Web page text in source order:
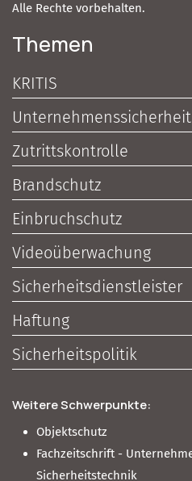
Alle Rechte vorbehalten.
Themen
KRITIS
Unternehmenssicherheit
Zutrittskontrolle
Brandschutz
Einbruchschutz
Videoüberwachung
Sicherheitsdienstleister
Haftung
Sicherheitspolitik
Weitere Schwerpunkte:
Objektschutz
Fachzeitschrift -
Sicherheitstechnik